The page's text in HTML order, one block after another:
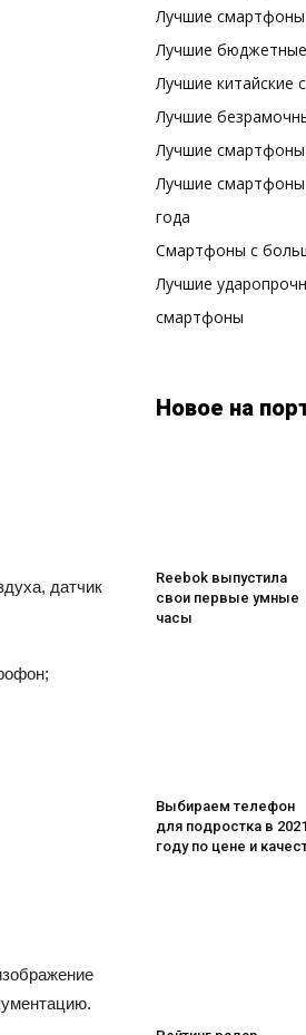
датчик
Лучшие смартфоны
Лучшие
Лучшие китайские
Лучшие
Лучшие
Лучшие смартфоны
года
Смартфоны с
Лучшие
смартфоны
Новое на
Reebok выпустила
свои первые умные
часы
Выбираем телефон
для подростка в 2021
году по цене и